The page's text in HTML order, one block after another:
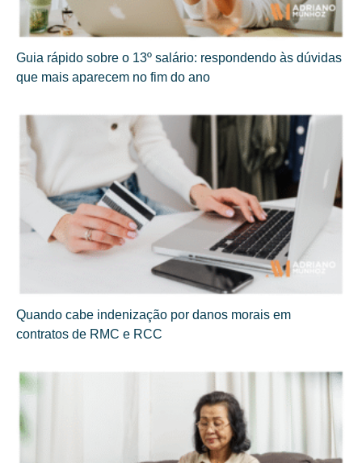
Guia rápido sobre o 13º salário: respondendo às dúvidas
que mais aparecem no fim do ano
Quando cabe indenização por danos morais em
contratos de RMC e RCC